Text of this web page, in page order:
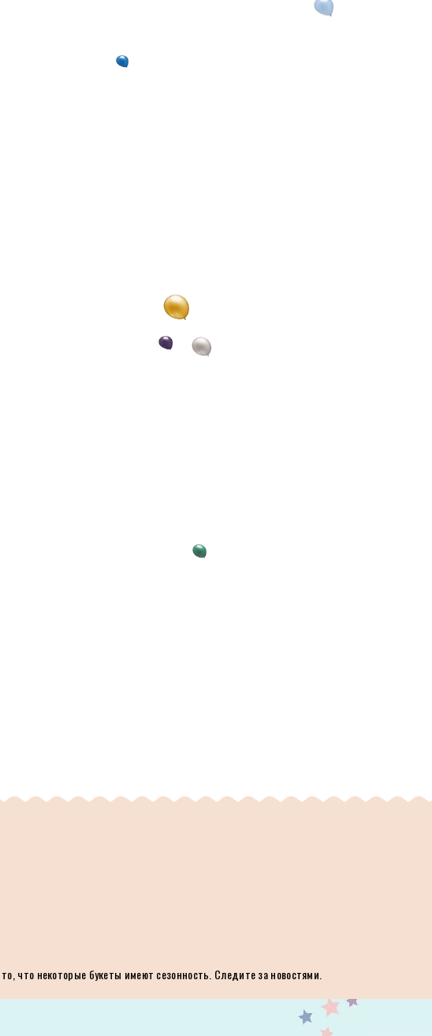
что некоторые букеты имеют сезонность. Следите за новостями.